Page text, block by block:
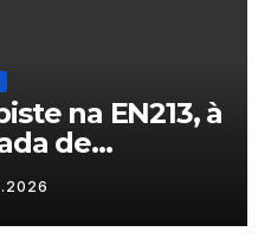
na EN213, à
de